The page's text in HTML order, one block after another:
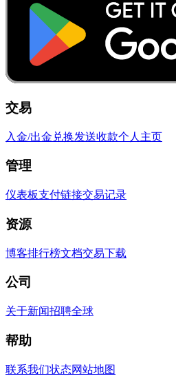
交易
入金/出金 兑换发送收款个人主页
管理
仪表板支付链接交易记录
资源
博客排行榜文档交易下载
公司
关于新闻招聘全球
帮助
联系我们状态网站地图